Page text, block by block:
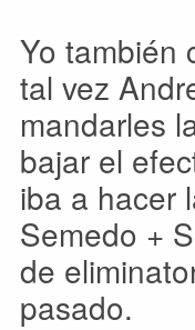
Yo también
tal vez
mandarles
bajar el
iba a hacer
Semedo +
de
pasado.